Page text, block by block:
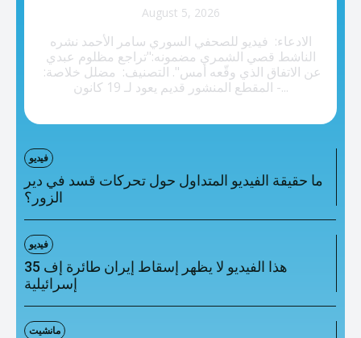
المعلومات الخاطئة
المعلومات المضللة
تحقق
August 5, 2026
الادعاء: فيديو للصحفي السوري سامر الأحمد نشره
الناشط قصي الشمري مضمونه:"تراجع مظلوم عبدي
عن الاتفاق الذي وقّعه أمس". التصنيف: مضلل خلاصة:
- المقطع المنشور قديم يعود لـ 19 كانون...
فيديو
ما حقيقة الفيديو المتداول حول تحركات قسد في دير
الزور؟
فيديو
هذا الفيديو لا يظهر إسقاط إيران طائرة إف 35
إسرائيلية
مانشيت